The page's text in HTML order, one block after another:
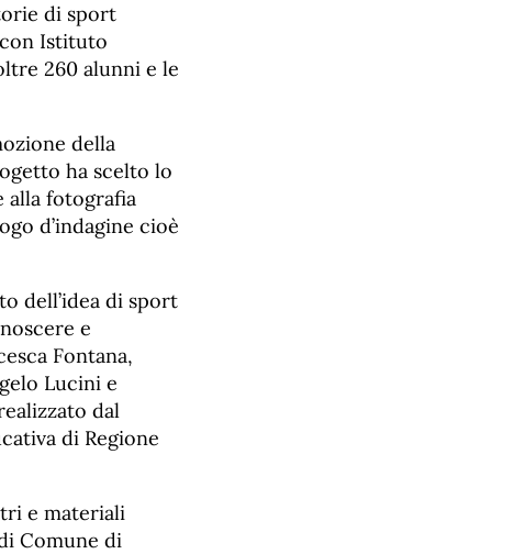
di sport
Istituto
260 alunni e le
della
ha scelto lo
alla fotografia
d’indagine cioè
dell’idea di sport
e
Fontana,
Lucini e
dal
di Regione
e materiali
Comune di